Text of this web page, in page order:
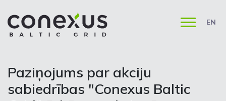
EN
Paziņojums par akciju
sabiedrības "Conexus Baltic